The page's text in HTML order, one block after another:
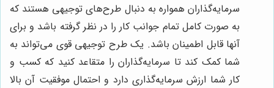
سرمایه‌گذاران همواره به دنبال طرح‌های توجیهی هستند که
به صورت کامل تمام جوانب کار را در نظر گرفته باشد و برای
آنها قابل اطمینان باشد. یک طرح توجیهی قوی می‌تواند به
شما کمک کند تا سرمایه‌گذاران را متقاعد کنید که کسب و
کار شما ارزش سرمایه‌گذاری دارد و احتمال موفقیت آن بالا